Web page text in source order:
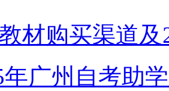
材购买渠道
年广州自考助